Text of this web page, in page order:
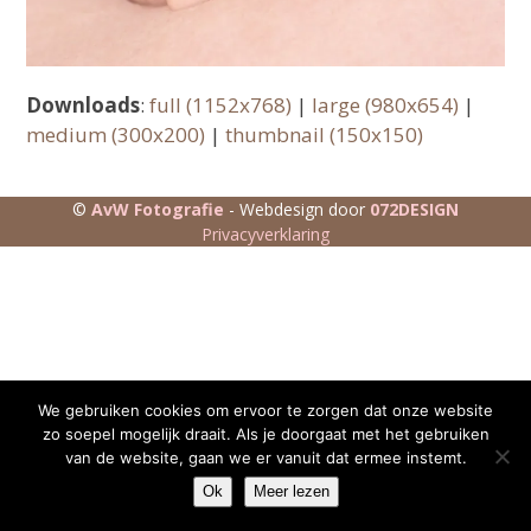
Downloads:full (1152x768) | large (980x654) |
medium (300x200) |thumbnail (150x150)
© AvW Fotografie - Webdesign door 072DESIGN
Privacyverklaring
We gebruiken cookies om ervoor te zorgen dat onze website
zo soepel mogelijk draait. Als je doorgaat met het gebruiken
van de website, gaan we er vanuit dat ermee instemt.
Ok Meer lezen